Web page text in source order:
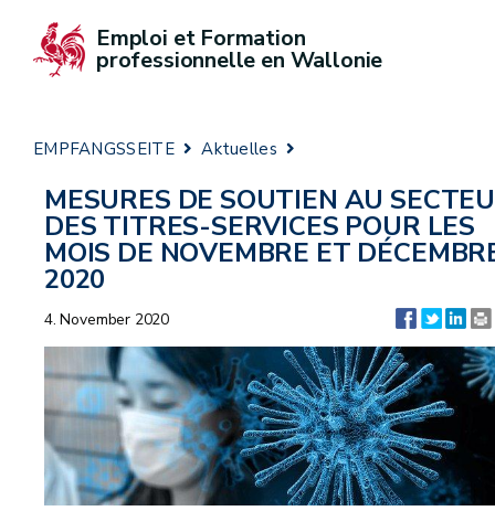
Emploi et Formation
professionnelle en Wallonie
EMPFANGSSEITE Aktuelles
MESURES DE SOUTIEN AU
DES TITRES-SERVICES POUR LES
MOIS DE NOVEMBRE ET
2020
4. November 2020